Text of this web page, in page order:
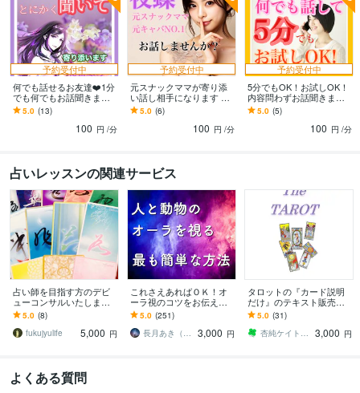
予約受付中
何でも話せるお友達❤️1分
でも何でもお話聞きます
悩み/眠れない時/愚痴/誰か
と繋がっていたい/寂しい/
5.0 (13)
100 円 /分
予約受付中
元スナックママが寄り添
い話し相手になります 雑
談/楽しい話/愚痴/飲み雑/
ママにお任せあれ！✨
5.0 (6)
100 円 /分
予約受付中
5分でもOK！お試しOK！
内容問わずお話聞きます
今すぐ話したい、聞いて
欲しいなど、内容問いま
5.0 (5)
100 円 /分
占いレッスンの関連サービス
占い師を目指す方のデビ
ューコンサルいたします
占い師として初めての収
入を目指す方へ5年で1万
件の実績で指導
5.0 (8)
fukujyulife
5,000 円
これさえあればＯＫ！オ
ーラ視のコツをお伝えし
ます 人と動物のオーラの
見方をお渡し【リーディ
ングシート付き】
5.0 (251)
長月あき（aki）
3,000 円
タロットの『カード説明
だけ』のテキスト販売し
ます 新米占い師さんにお
ススメ２。鑑定前にスマ
ホで確認できて便利
5.0 (31)
杏純ケイト アンジュケイト
3,000 円
よくある質問